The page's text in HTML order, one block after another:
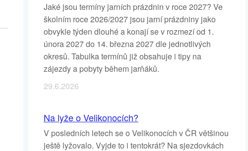
Jaké jsou termíny jarních prázdnin v roce 2027? Ve
školním roce 2026/2027 jsou jarní prázdniny jako
obvykle týden dlouhé a konají se v rozmezí od 1.
února 2027 do 14. března 2027 dle jednotlivých
okresů. Tabulka termínů již obsahuje i tipy na
zájezdy a pobyty během jarňáků.
29.6.2026
Na lyže o Velikonocích?
V posledních letech se o Velikonocích v ČR většinou
ještě lyžovalo. Vyjde to i tentokrát? Na sjezdovkách